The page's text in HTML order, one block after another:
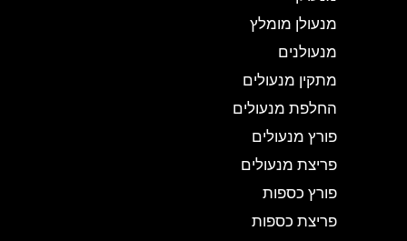
מנעולן מומלץ
מנעולנים
מתקין מנעולים
החלפת מנעולים
פורץ מנעולים
פריצת מנעולים
פורץ כספות
פריצת כספות